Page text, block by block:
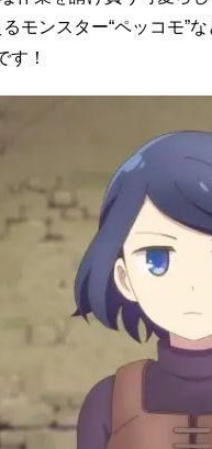
モンスター“ペッコモ”
す！